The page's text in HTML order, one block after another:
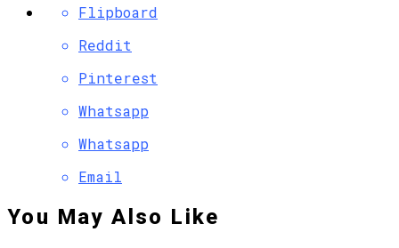
Flipboard
Reddit
Pinterest
Whatsapp
Whatsapp
Email
You May Also Like